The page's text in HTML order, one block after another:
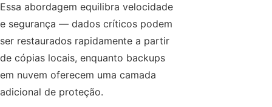
Essa abordagem equilibra velocidade
e segurança — dados críticos podem
ser restaurados rapidamente a partir
de cópias locais, enquanto backups
em nuvem oferecem uma camada
adicional de proteção.